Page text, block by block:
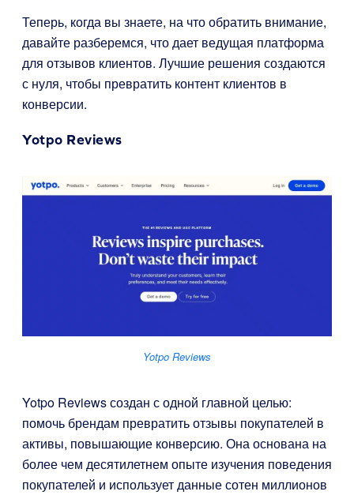
Теперь, когда вы знаете, на что обратить внимание,
давайте разберемся, что дает ведущая платформа
для отзывов клиентов. Лучшие решения создаются
с нуля, чтобы превратить контент клиентов в
конверсии.
Yotpo Reviews
Yotpo Reviews
Yotpo Reviews создан с одной главной целью:
помочь брендам превратить отзывы покупателей в
активы, повышающие конверсию. Она основана на
более чем десятилетнем опыте изучения поведения
покупателей и использует данные сотен миллионов